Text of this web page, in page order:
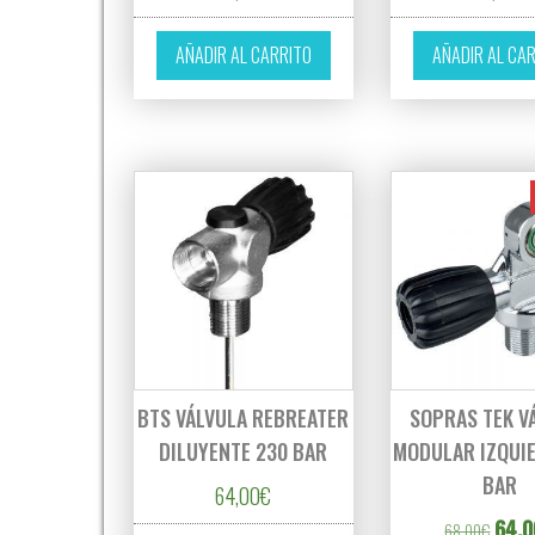
AÑADIR AL CARRITO AÑADIR AL
BTS VÁLVULA REBREATER
DILUYENTE 230 BAR
64,00€
SOPRAS TEK
MODULAR
BAR
El